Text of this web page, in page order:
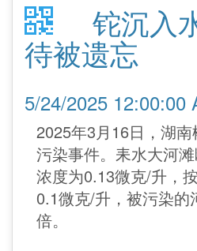
铊沉入
待被遗忘
5/24/2025 12:00:00
2025年3月16日，湖
污染事件。耒水大河
浓度为0.13微克/升，
0.1微克/升，被污染的
倍。